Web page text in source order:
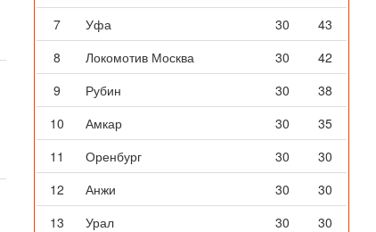
7
Уфа 30
43
8
Локомотив Москва 30
42
9
Рубин 30
38
10
Амкар 30
35
11
Оренбург 30
30
12
Анжи 30
30
13
Урал 30
30